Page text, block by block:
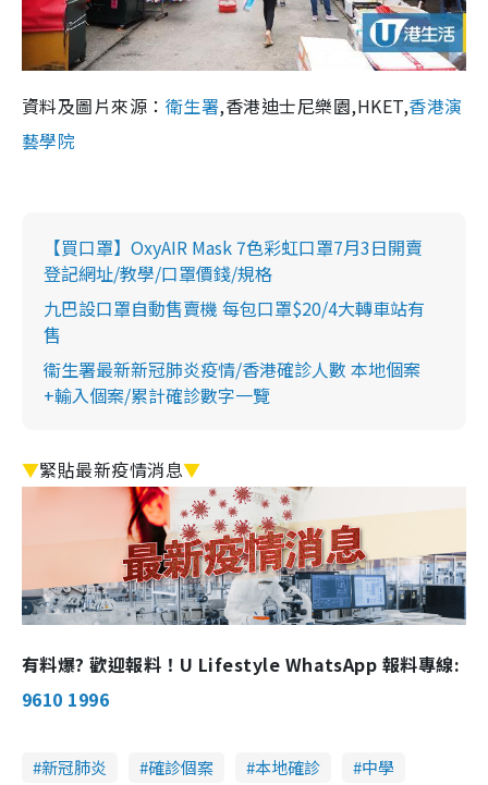
資料及圖片來源： 衛生署,香港迪士尼樂園,HKET,香港演
藝學院
【買口罩】OxyAIR Mask 7色彩虹口罩7月3日開賣
登記網址/教學/口罩價錢/規格
九巴設口罩自動售賣機 每包口罩$20/4大轉車站有
售
衞生署最新新冠肺炎疫情/香港確診人數 本地個案
+輸入個案/累計確診數字一覽
▼緊貼最新疫情消息▼
有料爆? 歡迎報料！U Lifestyle WhatsApp 報料專線:
9610 1996
新冠肺炎 確診個案 本地確診
中學